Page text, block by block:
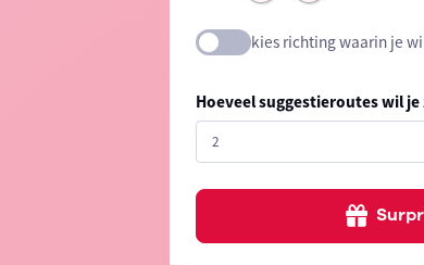
kies richting waarin je
Hoeveel suggestieroutes wil je